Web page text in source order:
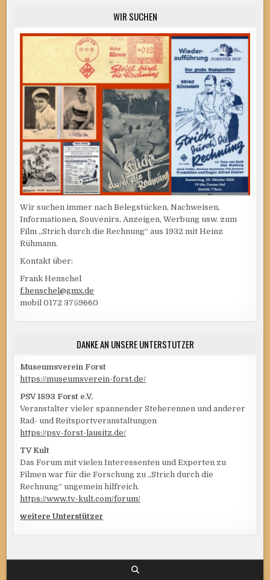
WIR SUCHEN
Wir suchen immer nach Belegstücken, Nachweisen,
Informationen, Souvenirs, Anzeigen, Werbung usw. zum
Film „Strich durch die Rechnung“ aus 1932 mit Heinz
Rühmann.
Kontakt über:
Frank Henschel
f.henschel@gmx.de
mobil 0172 3759660
DANKE AN UNSERE UNTERSTÜTZER
Museumsverein Forst
https://museumsverein-forst.de/
PSV 1893 Forst e.V.
Veranstalter vieler spannender Steherennen und anderer
Rad- und Reitsportveranstaltungen
https://psv-forst-lausitz.de/
TV Kult
Das Forum mit vielen Interessenten und Experten zu
Filmen war für die Forschung zu „Strich durch die
Rechnung“ ungemein hilfreich.
https://www.tv-kult.com/forum/
weitere Unterstützer